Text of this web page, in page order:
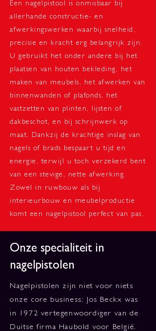
Een nagelpistool is onmisbaar bij
allerhande constructie- en
afwerkingswerken waarbij snelheid,
precisie en kracht erg belangrijk zijn.
U gebruikt het onder andere bij het
plaatsen van houten bekleding, het
maken van meubels, het afwerken van
binnenwanden of plafonds, het
vastzetten van plinten, lijsten of
dakbeschot, en bij schrijnwerk op
maat. Dankzij de krachtige inslag van
nagels of brads bespaart u tijd en
energie, terwijl u toch verzekerd bent
van een stevige, nette afwerking.
Zowel in ruwbouw als bij
interieurbouw en meubelproductie
komt een nagelpistool perfect van pas.
Onze specialiteit in
nagelpistolen
Nagelpistolen zijn niet voor niets
onze core business: Jos Beckx was
in 1972 vertegenwoordiger van de
Duitse firma Haubold voor België.